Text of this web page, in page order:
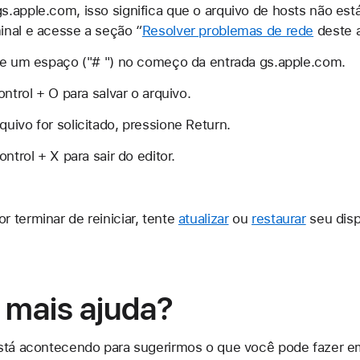
isso significa que o arquivo de hosts não
e acesse a seção “Resolver problemas de rede deste
um espaço ("# ") no começo da entrada gs.apple.com.
+ O para salvar o arquivo.
for solicitado, pressione Return.
+ X para sair do editor.
terminar de reiniciar, tente atualizarou restaurarseu
ajuda?
acontecendo para sugerirmos o que você pode fazer